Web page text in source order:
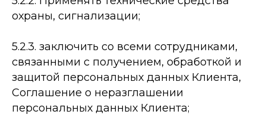
охраны, сигнализации;
5.2.3. заключить со всеми сотрудниками,
связанными с получением, обработкой и
защитой персональных данных Клиента,
Соглашение о неразглашении
персональных данных Клиента;